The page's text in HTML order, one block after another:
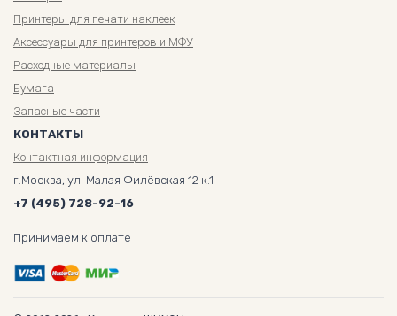
Принтеры для печати наклеек
Аксессуары для принтеров и МФУ
Расходные материалы
Бумага
Запасные части
КОНТАКТЫ
Контактная информация
г.Москва, ул. Малая Филёвская 12 к.1
+7 (495) 728-92-16
Принимаем к оплате